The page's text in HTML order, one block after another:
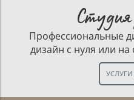
Профессиональные
дизайн с нуля или